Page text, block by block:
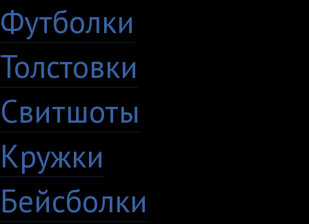
Футболки
Толстовки
Свитшоты
Кружки
Бейсболки